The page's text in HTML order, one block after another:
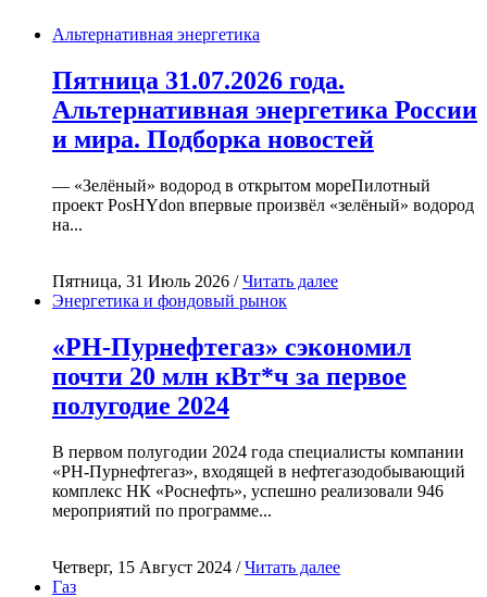
Альтернативная энергетика
Пятница 31.07.2026 года.
Альтернативная энергетика России
и мира. Подборка новостей
— «Зелёный» водород в открытом мореПилотный
проект PosHYdon впервые произвёл «зелёный» водород
на...
Пятница, 31 Июль 2026 /Читать далее
Энергетика и фондовый рынок
«РН-Пурнефтегаз» сэкономил
почти 20 млн кВт*ч за первое
полугодие 2024
В первом полугодии 2024 года специалисты компании
«РН-Пурнефтегаз», входящей в нефтегазодобывающий
комплекс НК «Роснефть», успешно реализовали 946
мероприятий по программе...
Четверг, 15 Август 2024 /Читать далее
Газ